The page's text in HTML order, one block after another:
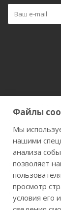
+7
2026 ©
Файлы
Мы
нашими
анализа
позволяет
просмотр
условия его